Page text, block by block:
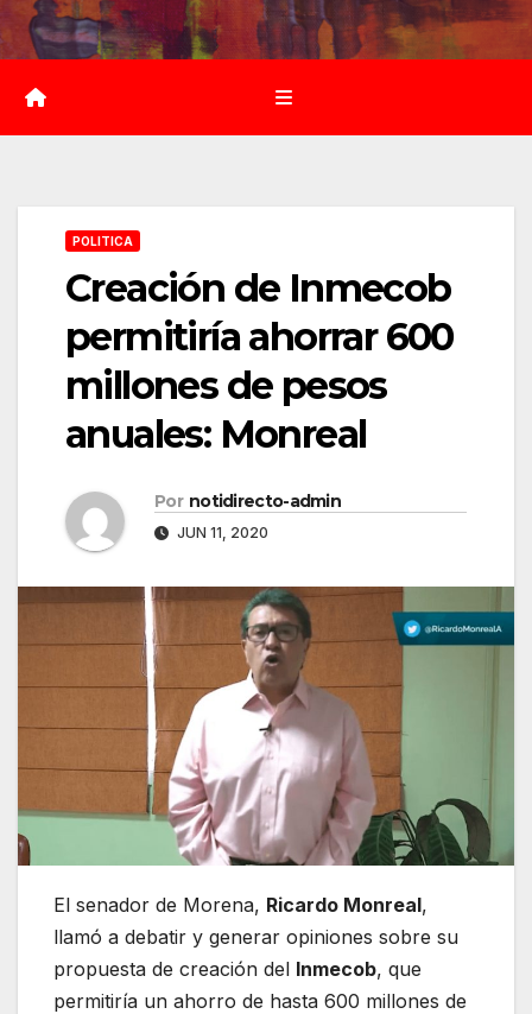
Saltar
al
contenido
POLITICA
Creación de Inmecob
permitiría ahorrar 600
millones de pesos
anuales: Monreal
Por notidirecto-admin
JUN 11, 2020
El senador de Morena, Ricardo Monreal,
llamó a debatir y generar opiniones sobre su
propuesta de creación del Inmecob, que
permitiría un ahorro de hasta 600 millones de